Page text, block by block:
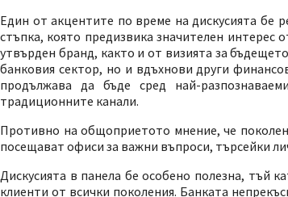
Един от акцентите по време на дискусията бе
стъпка, която предизвика значителен интерес
утвърден бранд, както и от визията за
банковия сектор, но и вдъхнови други
продължава да бъде сред най-
традиционните канали.
Противно на общоприетото мнение, че
посещават офиси за важни въпроси, търсейки
Дискусията в панела бе особено полезна, тъй
клиенти от всички поколения. Банката